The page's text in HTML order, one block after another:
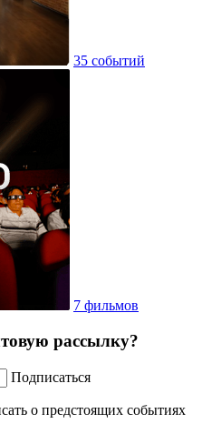
35 событий
7 фильмов
рассылку?
Подписаться
о предстоящих событиях